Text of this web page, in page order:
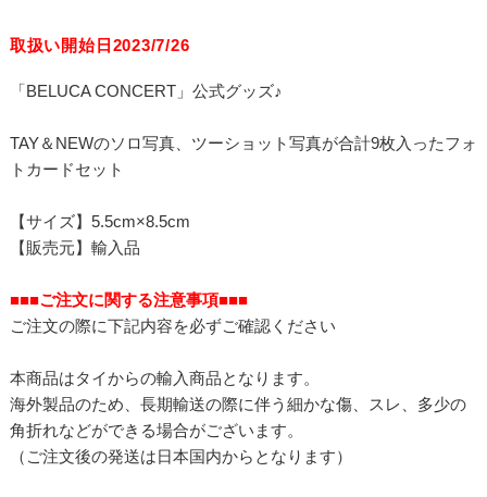
取扱い開始日2023/7/26
「BELUCA CONCERT」公式グッズ♪
TAY＆NEWのソロ写真、ツーショット写真が合計9枚入ったフォ
トカードセット
【サイズ】5.5cm×8.5cm
【販売元】輸入品
■■■ご注文に関する注意事項■■■
ご注文の際に下記内容を必ずご確認ください
本商品はタイからの輸入商品となります。
海外製品のため、長期輸送の際に伴う細かな傷、スレ、多少の
角折れなどができる場合がございます。
（ご注文後の発送は日本国内からとなります）